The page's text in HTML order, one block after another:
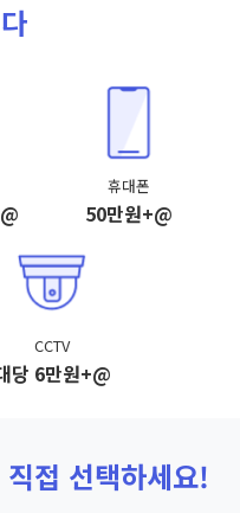
휴대폰
50만원+@
CCTV
당 6만원+@
직접 선택하세요!